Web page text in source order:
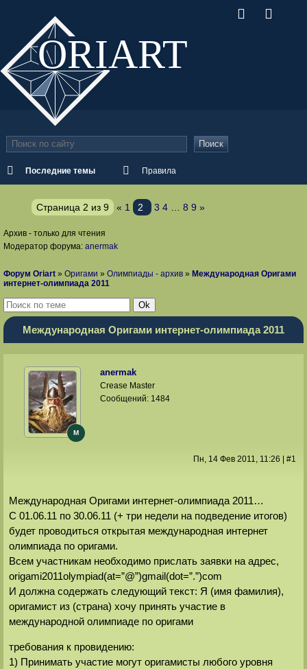
ORIART
Последние темы Правила
Поиск
Страница 2 из 9 « 1 2 3 4 8 9 »
Архив - только для чтения
Модератор форума: anermak
Форум Oriart » Оригами » Олимпиады - архив » Международная Оригами
интернет-олимпиада 2011
Международная Оригами интернет-олимпиада 2011
anermak
M
Crease Master
Сообщений: 1484
Пн, 14 Фев 2011, 11:26 #1
Международная Оригами интернет-олимпиада 2011…
С 01.06.11 по 30.06.11 (+ три недели на подведение итогов)
будет проводиться открытая международная интернет
олимпиада по оригами.
Всем участникам необходимо прислать заявки на адрес,
origami2011olympiad(at=”@”)gmail(dot=”.”)com
И должна содержать следующий текст: Я (имя фамилия),
оригамист из (страна) хочу принять участие в
международной олимпиаде по оригами
требования к провидению:
1) Принимать участие могут оригамисты любого уровня